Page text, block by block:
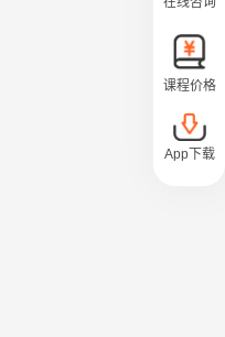
课程价格
App下载